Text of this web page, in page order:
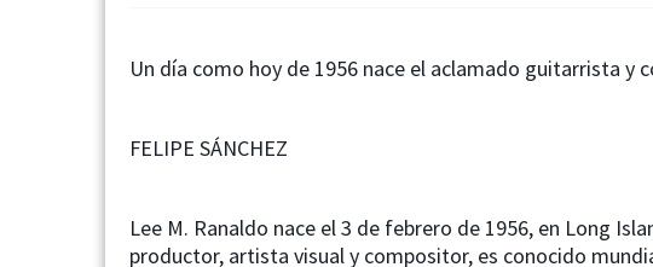
Un día como hoy de 1956 nace el aclamado guitarrista y
FELIPE SÁNCHEZ
Lee M. Ranaldo nace el 3 de febrero de 1956, en Long
productor, artista visual y compositor, es conocido